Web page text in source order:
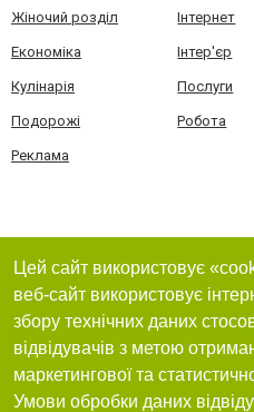
Жіночий розділ Інтернет
Економіка Інтер'єр
Кулінарія Послуги
Подорожі Робота
Реклама
Цей сайт використовує
веб-сайт використовує
збору технічних даних
відвідувачів з метою
маркетингової та
Умови обробки даних